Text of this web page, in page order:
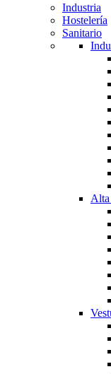
Industria
Hostelería
Sanitario